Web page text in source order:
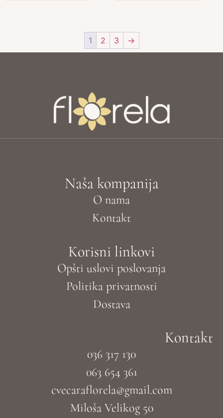
1 2 3 →
Naša kompanija
O nama
Kontakt
Korisni linkovi
Opšti uslovi poslovanja
Politika privatnosti
Dostava
Kontakt
036 317 130
063 654 361
cvecaraflorela@gmail.com
Miloša Velikog 50